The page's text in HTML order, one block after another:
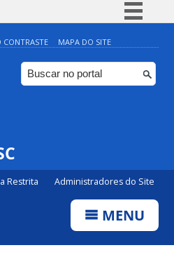
Simplifique!
Comunica BR
Participe
CONTRASTE MAPA DO SITE
Restrita Administradores do Site
MENU